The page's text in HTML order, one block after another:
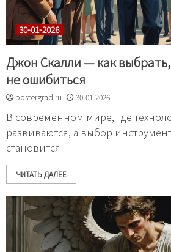
30-01-2026
Джон Скалли — как
не ошибиться
postergrad.ru 30-01-2026
В современном мире, где
развиваются, а выбор
становится
ЧИТАТЬ ДАЛЕЕ